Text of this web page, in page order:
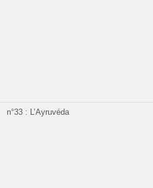
n°33 : L’Ayruvéda